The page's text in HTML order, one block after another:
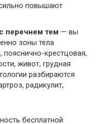
повышают
перечнем тем — вы
зоны тела
пояснично-крестцовая,
живот, грудная
разбираются
радикулит,
бесплатной